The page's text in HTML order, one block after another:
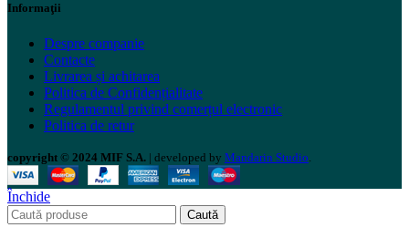
Informaţii
Despre companie
Contacte
Livrarea și achitarea
Politica de Confidențialitate
Regulamentul privind comerțul electronic
Politica de retur
copyright © 2024 MIF S.A. | developed by Mandarin Studio.
Închide
Caută